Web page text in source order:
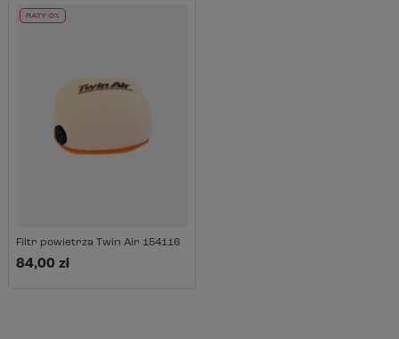
RATY 0%
Filtr powietrza Twin Air 154116
84,00 zł